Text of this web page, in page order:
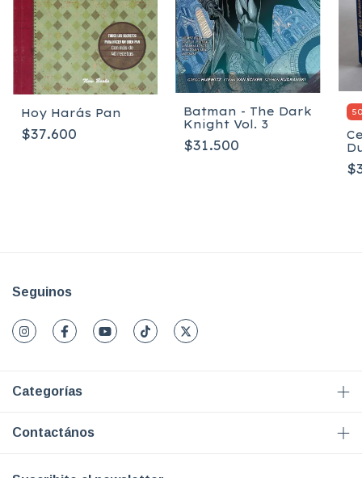
Hoy Harás Pan
$37.600
Batman - The Dark
Knight Vol. 3
$31.500
Seguinos
Categorías
Contactános